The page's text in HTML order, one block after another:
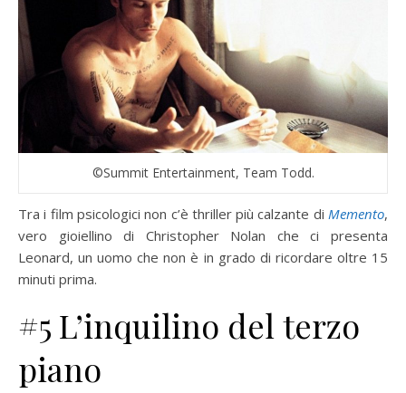
©Summit Entertainment, Team Todd.
Tra i film psicologici non c’è thriller più calzante di Memento,
vero gioiellino di Christopher Nolan che ci presenta
Leonard, un uomo che non è in grado di ricordare oltre 15
minuti prima.
#5 L’inquilino del terzo
piano